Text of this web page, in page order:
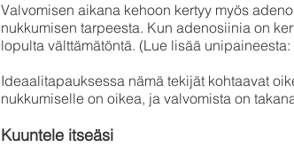
Valvomisen aikana kehoon kertyy myös
nukkumisen tarpeesta. Kun adenosiinia on
lopulta välttämätöntä. (Lue lisää
Ideaalitapauksessa nämä tekijät kohtaavat
nukkumiselle on oikea, ja valvomista on
Kuuntele itseäsi